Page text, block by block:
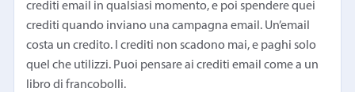
crediti email in qualsiasi momento, e poi spendere quei
crediti quando inviano una campagna email. Un’email
costa un credito. I crediti non scadono mai, e paghi solo
quel che utilizzi. Puoi pensare ai crediti email come a un
libro di francobolli.